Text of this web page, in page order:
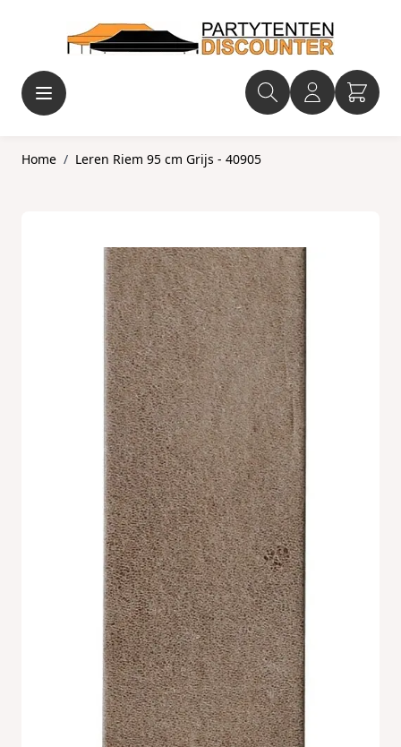
Home / Leren Riem 95 cm Grijs - 40905